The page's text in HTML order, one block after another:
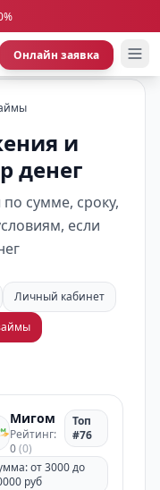
Онлайн заявка
и
денег
сумме, сроку,
если
Личный кабинет
Мигом
Рейтинг:
0(0)
Топ
#76
от 3000 до
руб